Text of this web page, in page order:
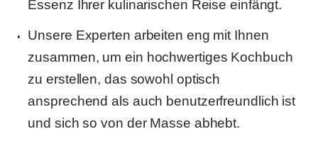
Essenz Ihrer kulinarischen Reise einfängt.
Unsere Experten arbeiten eng mit Ihnen
zusammen, um ein hochwertiges Kochbuch
zu erstellen, das sowohl optisch
ansprechend als auch benutzerfreundlich ist
und sich so von der Masse abhebt.